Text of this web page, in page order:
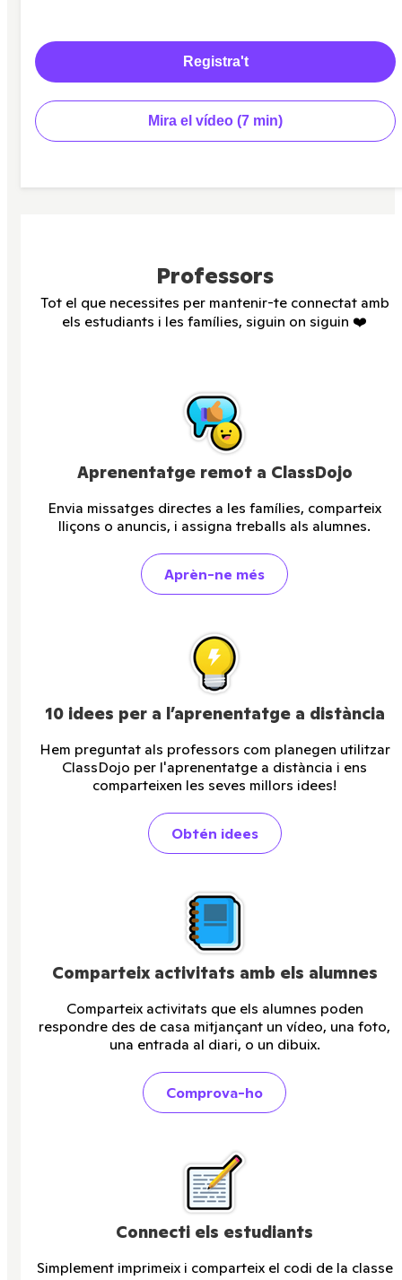
Registra't
Mira el vídeo (7 min)
Professors
Tot el que necessites per mantenir-te connectat amb
els estudiants i les famílies, siguin on siguin ❤️
Aprenentatge remot a ClassDojo
Envia missatges directes a les famílies, comparteix
lliçons o anuncis, i assigna treballs als alumnes.
Aprèn-ne més
10 idees per a l’aprenentatge a distància
Hem preguntat als professors com planegen utilitzar
ClassDojo per l'aprenentatge a distància i ens
comparteixen les seves millors idees!
Obtén idees
Comparteix activitats amb els alumnes
Comparteix activitats que els alumnes poden
respondre des de casa mitjançant un vídeo, una foto,
una entrada al diari, o un dibuix.
Comprova-ho
Connecti els estudiants
Simplement imprimeix i comparteix el codi de la classe